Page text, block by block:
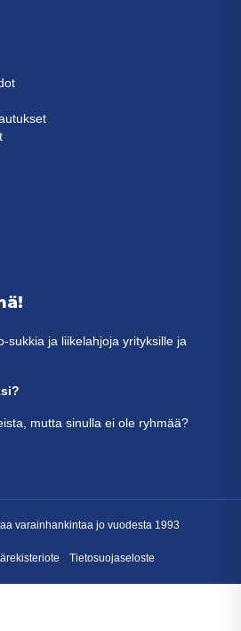
sukkia ja liikelahjoja yrityksille ja
mutta sinulla ei ole ryhmää?
varainhankintaajo vuodesta 1993
Tietosuojaseloste